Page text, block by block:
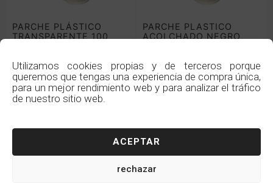
Utilizamos cookies propias y de terceros porque
queremos que tengas una experiencia de compra única,
para un mejor rendimiento web y para analizar el tráfico
de nuestro sitio web.
ACEPTAR
rechazar
PARCHE PLÁSTICO
TRANSPARENTE 100
€
PARCHE PLASTICO
ACOLCHADO NEGRO
€